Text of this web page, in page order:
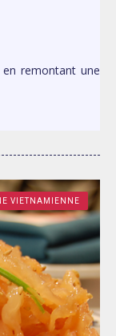
remontant une
VIETNAMIENNE